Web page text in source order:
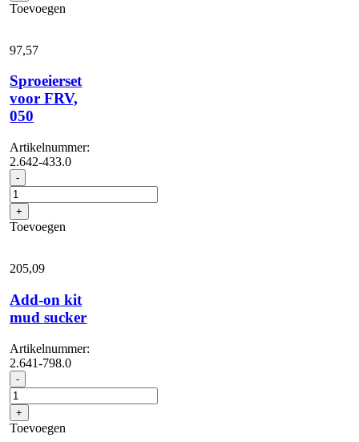
Toevoegen
97,57
Sproeierset
voor FRV,
050
Artikelnummer:
2.642-433.0
- Sproeierset
voor
FRV,
050
aantal
+
Toevoegen
205,09
Add-on kit
mud sucker
Artikelnummer:
2.641-798.0
- Add-
on
kit
mud
sucker
+
Toevoegen